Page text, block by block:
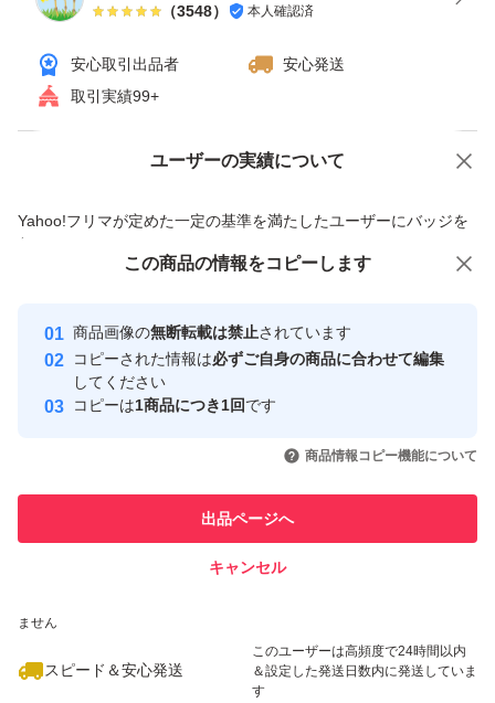
（3548） 本人確認済
安心取引出品者
安心発送
取引実績99+
ユーザーの実績について
Yahoo!フリマが定めた一定の基準を満たしたユーザーにバッジを
付与しています
安心取引出品者
心・安全なユーザーです
取引実績
引を完了させた実績があります
での取引実績があります
ません
スピード＆安心発送
このユーザーは高頻度で24時間以内
＆設定した発送日数内に発送していま
す
価格の相談 商品への質問
この商品の情報をコピーします
商品画像の無断転載は禁止されています
コピーされた情報は必ずご自身の商品に合わせて編集
してください
コピーは1商品につき1回です
商品情報コピー機能について
出品ページへ
キャンセル
この商品をみている人にオススメ